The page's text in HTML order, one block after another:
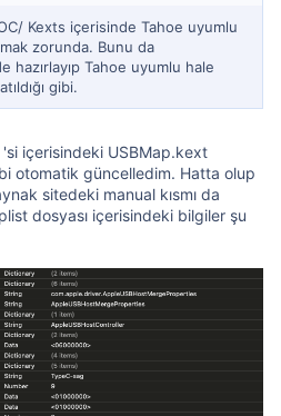
Kexts içerisinde Tahoe uyumlu
zorunda. Bunu da
hazırlayıp Tahoe uyumlu hale
gibi.
'si içerisindeki USBMap.kext
otomatik güncelledim. Hatta olup
sitedeki manual kısmı da
dosyası içerisindeki bilgiler şu